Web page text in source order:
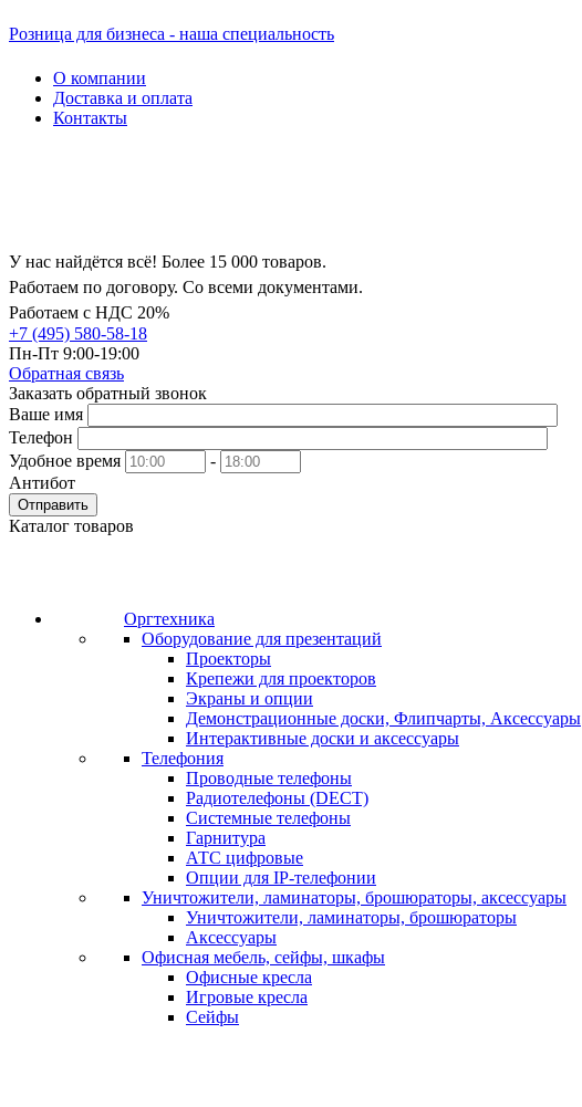
Розница для бизнеса - наша специальность
О компании
Доставка и оплата
Контакты
У нас найдётся всё! Более 15 000 товаров.
Работаем по договору. Со всеми документами.
Работаем с НДС 20%
+7 (495) 580-58-18
Пн-Пт 9:00-19:00
Обратная связь
Заказать обратный звонок
Ваше имя
Телефон
Удобное время
-
Антибот
Отправить
Каталог товаров
Оргтехника
Оборудование для презентаций
Проекторы
Крепежи для проекторов
Экраны и опции
Демонстрационные доски, Флипчарты, Аксессуары
Интерактивные доски и аксессуары
Телефония
Проводные телефоны
Радиотелефоны (DECT)
Системные телефоны
Гарнитура
АТС цифровые
Опции для IP-телефонии
Уничтожители, ламинаторы, брошюраторы, аксессуары
Уничтожители, ламинаторы, брошюраторы
Аксессуары
Офисная мебель, сейфы, шкафы
Офисные кресла
Игровые кресла
Сейфы